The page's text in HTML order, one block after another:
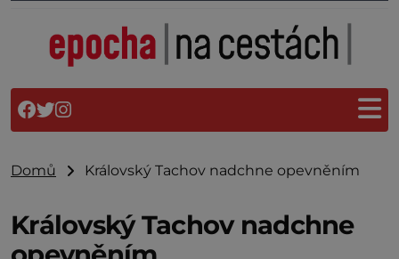
Domů Královský Tachov nadchne opevněním
Královský Tachov nadchne